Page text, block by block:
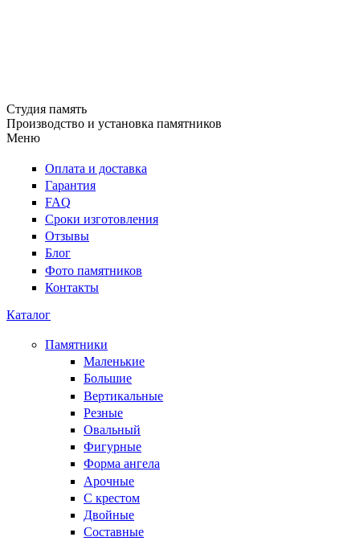
Студия память
Производство и установка памятников
Меню
Оплата и доставка
Гарантия
FAQ
Сроки изготовления
Отзывы
Блог
Фото памятников
Контакты
Каталог
Памятники
Маленькие
Большие
Вертикальные
Резные
Овальный
Фигурные
Форма ангела
Арочные
С крестом
Двойные
Составные